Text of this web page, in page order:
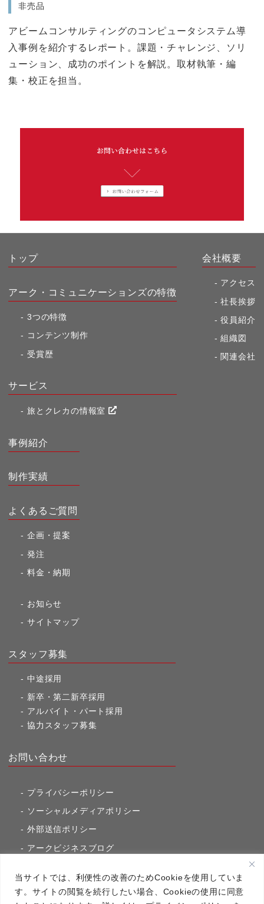
当サイトでは、利便性の改善のためCookieを使用していま
す。サイトの閲覧を続行したい場合、Cookieの使用に同意
非売品
アビームコンサルティングのコンピュータシステム導
入事例を紹介するレポート。課題・チャレンジ、ソリ
ューション、成功のポイントを解説。取材執筆・編
集・校正を担当。
トップ
アーク・コミュニケーションズの特徴
3つの特徴
コンテンツ制作
受賞歴
サービス
旅とクレカの情報室
会社概要
アクセス
社長挨拶
役員紹介
組織図
関連会社
事例紹介
制作実績
よくあるご質問
企画・提案
発注
料金・納期
お知らせ
サイトマップ
スタッフ募集
中途採用
新卒・第二新卒採用
アルバイト・パート採用
協力スタッフ募集
お問い合わせ
プライバシーポリシー
ソーシャルメディアポリシー
外部送信ポリシー
アークビジネスブログ